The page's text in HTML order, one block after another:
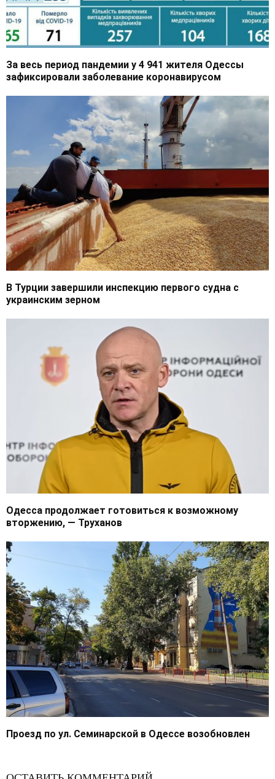
За весь период пандемии у 4 941 жителя Одессы
зафиксировали заболевание коронавирусом
В Турции завершили инспекцию первого судна с
украинским зерном
Одесса продолжает готовиться к возможному
вторжению, — Труханов
Проезд по ул. Семинарской в Одессе возобновлен